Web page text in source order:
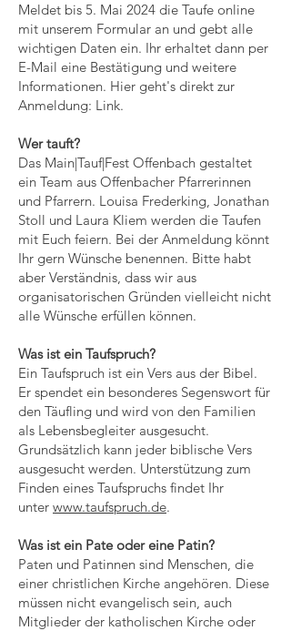
Meldet bis 5. Mai 2024 die Taufe online
mit unserem Formular an und gebt alle
wichtigen Daten ein. Ihr erhaltet dann per
E-Mail eine Bestätigung und weitere
Informationen. Hier geht's direkt zur
Anmeldung: Link.
Wer tauft?
Das Main|Tauf|Fest Offenbach gestaltet
ein Team aus Offenbacher Pfarrerinnen
und Pfarrern. Louisa Frederking, Jonathan
Stoll und Laura Kliem werden die Taufen
mit Euch feiern. Bei der Anmeldung könnt
Ihr gern Wünsche benennen. Bitte habt
aber Verständnis, dass wir aus
organisatorischen Gründen vielleicht nicht
alle Wünsche erfüllen können.
Was ist ein Taufspruch?
Ein Taufspruch ist ein Vers aus der Bibel.
Er spendet ein besonderes Segenswort für
den Täufling und wird von den Familien
als Lebensbegleiter ausgesucht.
Grundsätzlich kann jeder biblische Vers
ausgesucht werden. Unterstützung zum
Finden eines Taufspruchs findet Ihr
unter www.taufspruch.de.
Was ist ein Pate oder eine Patin?
Paten und Patinnen sind Menschen, die
einer christlichen Kirche angehören. Diese
müssen nicht evangelisch sein, auch
Mitglieder der katholischen Kirche oder